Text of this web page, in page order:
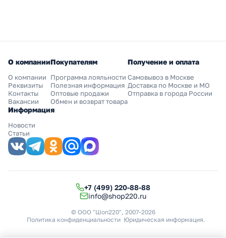
О компании
О компании
Реквизиты
Контакты
Вакансии
Покупателям
Программа лояльности
Полезная информация
Оптовые продажи
Обмен и возврат товара
Получение и оплата
Самовывоз в Москве
Доставка по Москве и МО
Отправка в города России
Информация
Новости
Статьи
+7 (499) 220-88-88
info@shop220.ru
© ООО "Шоп220", 2007-2026
Политика конфиденциальности Юридическая информация.